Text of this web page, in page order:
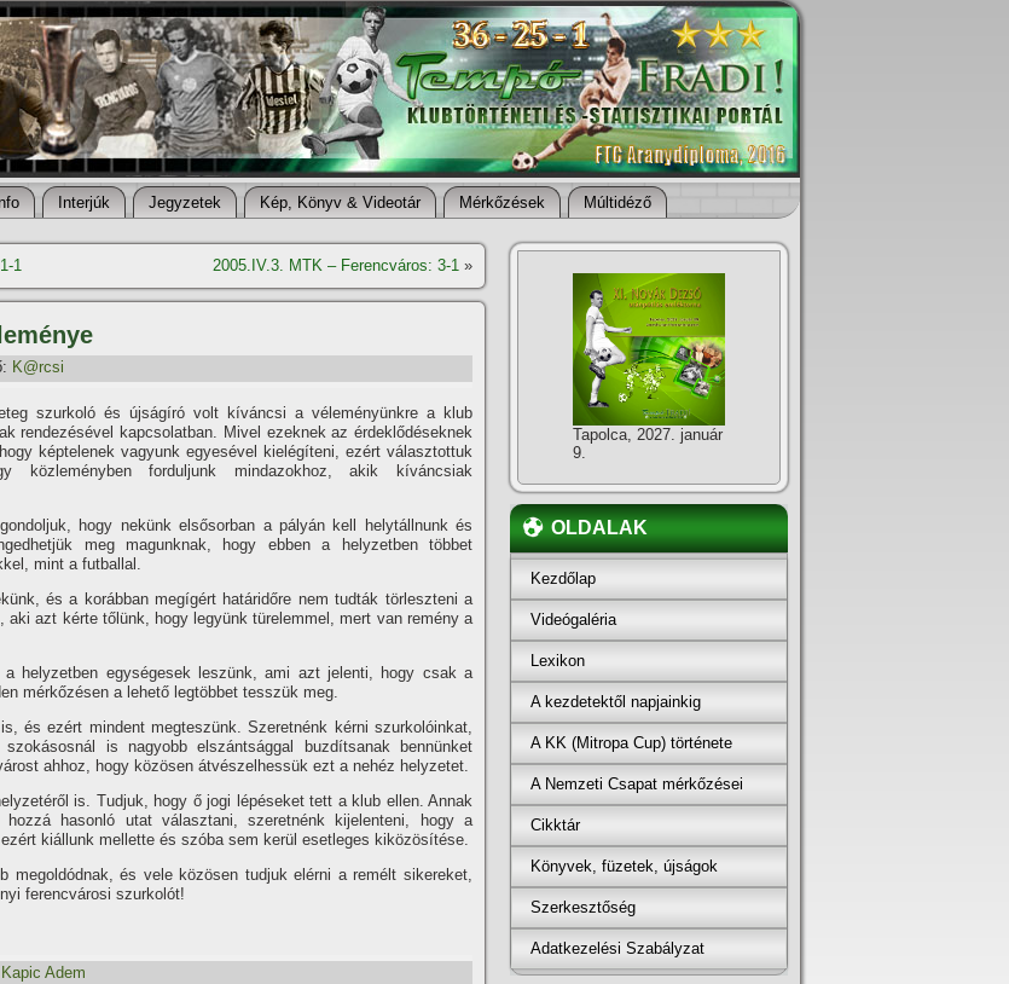
Info Interjúk Jegyzetek Kép, Könyv & Videotár Mérkőzések Múltidéző
1 2005.IV.3. MTK – Ferencváros: 3-1 »
K@rcsi
szurkoló és újságí­ró volt kí­váncsi a véleményünkre a klub
rendezésével kapcsolatban. Mivel ezeknek az érdeklődéseknek
képtelenek vagyunk egyesével kielégí­teni, ezért választottuk
forduljunk mindazokhoz, akik kí­váncsiak
hogy nekünk elsősorban a pályán kell helytállnunk és
meg magunknak, hogy ebben a helyzetben többet
mint a futballal.
és a korábban megí­gért határidőre nem tudták törleszteni a
azt kérte tőlünk, hogy legyünk türelemmel, mert van remény a
helyzetben egységesek leszünk, ami azt jelenti, hogy csak a
mérkőzésen a lehető legtöbbet tesszük meg.
és ezért mindent megteszünk. Szeretnénk kérni szurkolóinkat,
is nagyobb elszántsággal buzdí­tsanak bennünket
ahhoz, hogy közösen átvészelhessük ezt a nehéz helyzetet.
is. Tudjuk, hogy ő jogi lépéseket tett a klub ellen. Annak
hasonló utat választani, szeretnénk kijelenteni, hogy a
kiállunk mellette és szóba sem kerül esetleges kiközösí­tése.
megoldódnak, és vele közösen tudjuk elérni a remélt sikereket,
ferencvárosi szurkolót!
Kapic Adem
Tapolca, 2027. január
9.
OLDALAK
Kezdőlap
Videógaléria
Lexikon
A kezdetektől napjainkig
A KK (Mitropa Cup) története
A Nemzeti Csapat mérkőzései
Cikktár
Könyvek, füzetek, újságok
Szerkesztőség
Adatkezelési Szabályzat